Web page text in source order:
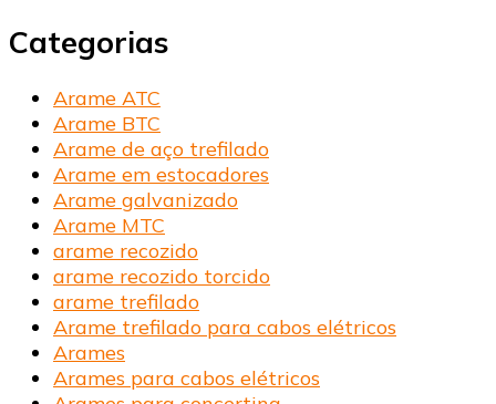
Categorias
Arame ATC
Arame BTC
Arame de aço trefilado
Arame em estocadores
Arame galvanizado
Arame MTC
arame recozido
arame recozido torcido
arame trefilado
Arame trefilado para cabos elétricos
Arames
Arames para cabos elétricos